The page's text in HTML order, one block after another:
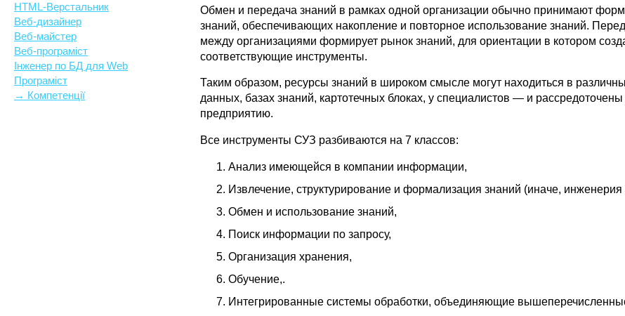
HTML-Верстальник
Веб-дизайнер
Веб-майстер
Веб-програміст
Інженер по БД для Web
Програміст
→ Компетенції
Обмен и передача знаний в рамках одной организации обычно принимают
знаний, обеспечивающих накопление и повторное использование знаний.
между организациями формирует рынок знаний, для ориентации в котором
соответствующие инструменты.
Таким образом, ресурсы знаний в широком смысле могут находиться в
данных, базах знаний, картотечных блоках, у специалистов — и
предприятию.
Все инструменты СУЗ разбиваются на 7 классов:
Анализ имеющейся в компании информации,
Извлечение, структурирование и формализация знаний (иначе, инженерия
Обмен и использование знаний,
Поиск информации по запросу,
Организация хранения,
Обучение,.
Интегрированные системы обработки, объединяющие